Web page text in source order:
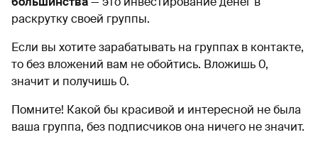
раскрутку своей группы.
Если вы хотите зарабатывать на группах в контакте,
то без вложений вам не обойтись. Вложишь 0,
значит и получишь 0.
Помните! Какой бы красивой и интересной не была
ваша группа, без подписчиков она ничего не значит.